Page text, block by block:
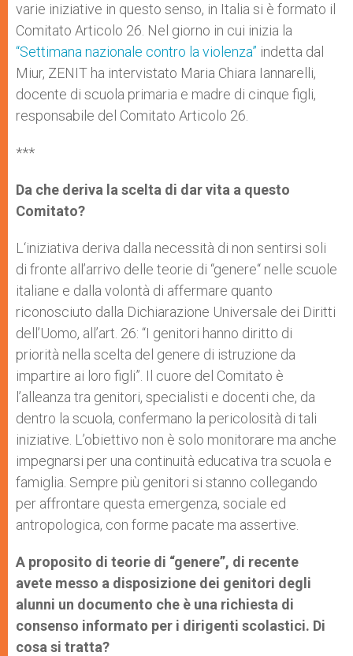
varie iniziative in questo senso, in Italia si è formato il
Comitato Articolo 26. Nel giorno in cui inizia la
“Settimana nazionale contro la violenza” indetta dal
Miur, ZENIT ha intervistato Maria Chiara Iannarelli,
docente di scuola primaria e madre di cinque figli,
responsabile del Comitato Articolo 26.
***
Da che deriva la scelta di dar vita a questo
Comitato?
L‘iniziativa deriva dalla necessità di non sentirsi soli
di fronte all’arrivo delle teorie di “genere“ nelle scuole
italiane e dalla volontà di affermare quanto
riconosciuto dalla Dichiarazione Universale dei Diritti
dell’Uomo, all’art. 26: “I genitori hanno diritto di
priorità nella scelta del genere di istruzione da
impartire ai loro figli”. Il cuore del Comitato è
l’alleanza tra genitori, specialisti e docenti che, da
dentro la scuola, confermano la pericolosità di tali
iniziative. L’obiettivo non è solo monitorare ma anche
impegnarsi per una continuità educativa tra scuola e
famiglia. Sempre più genitori si stanno collegando
per affrontare questa emergenza, sociale ed
antropologica, con forme pacate ma assertive.
A proposito di teorie di “genere”, di recente
avete messo a disposizione dei genitori degli
alunni un documento che è una richiesta di
consenso informato per i dirigenti scolastici. Di
cosa si tratta?